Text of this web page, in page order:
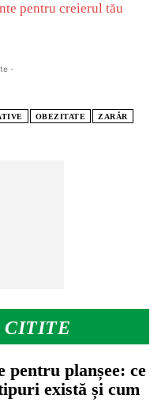
CITITE
pentru planșee: ce
există și cum
pentru creierul tău
-
OBEZITATE ZARĂR